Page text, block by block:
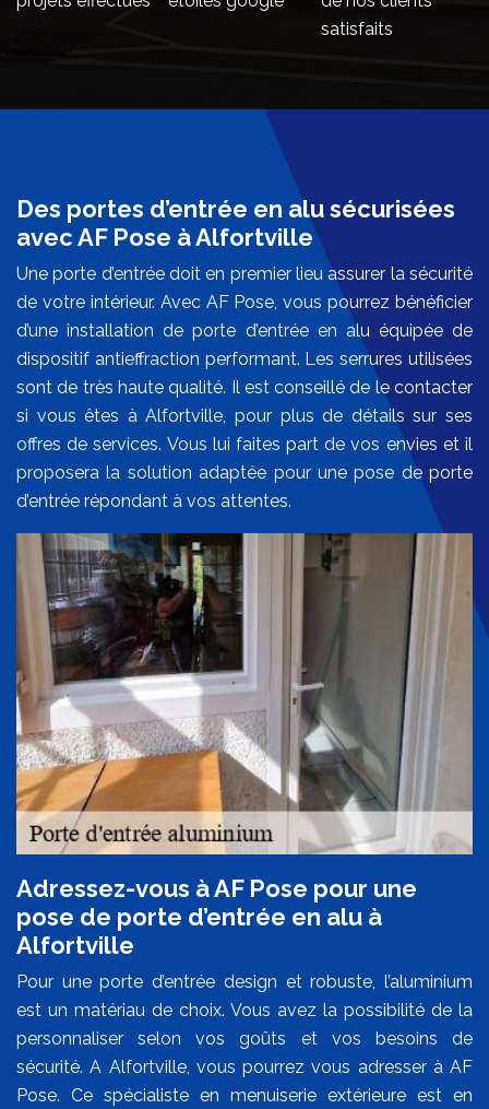
satisfaits
Des portes d’entrée en alu sécurisées
avec AF Pose à Alfortville
Une porte d’entrée doit en premier lieu assurer la sécurité
de votre intérieur. Avec AF Pose, vous pourrez bénéficier
d’une installation de porte d’entrée en alu équipée de
dispositif antieffraction performant. Les serrures utilisées
sont de très haute qualité. Il est conseillé de le contacter
si vous êtes à Alfortville, pour plus de détails sur ses
offres de services. Vous lui faites part de vos envies et il
proposera la solution adaptée pour une pose de porte
d’entrée répondant à vos attentes.
Adressez-vous à AF Pose pour une
pose de porte d’entrée en alu à
Alfortville
Pour une porte d’entrée design et robuste, l’aluminium
est un matériau de choix. Vous avez la possibilité de la
personnaliser selon vos goûts et vos besoins de
sécurité. A Alfortville, vous pourrez vous adresser à AF
Pose. Ce spécialiste en menuiserie extérieure est en